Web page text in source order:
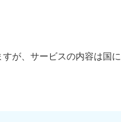
が、サービスの内容は国に